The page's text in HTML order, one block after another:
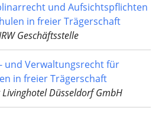
und Aufsichtspflichten
in freier Trägerschaft
Geschäftsstelle
und Verwaltungsrecht für
in freier Trägerschaft
Livinghotel Düsseldorf GmbH